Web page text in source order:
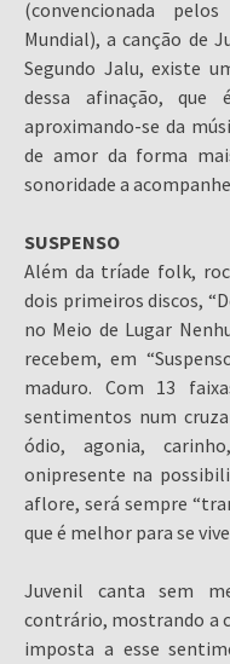
(convencionada
Mundial), a canção de
Segundo Jalu, existe
dessa afinação,
aproximando-se da
de amor da forma
sonoridade a
SUSPENSO
Além da tríade folk,
dois primeiros discos,
no Meio de Lugar
recebem, em
maduro. Com 13
sentimentos num
ódio, agonia,
onipresente na
aflore, será sempre
que é melhor para se
Juvenil canta sem
contrário, mostrando a
imposta a esse